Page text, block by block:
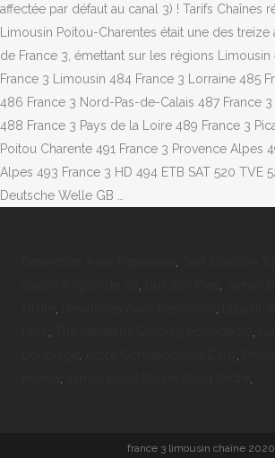
affectée par défaut au canal 3) ! Tarifs Chaînes
Limousin Poitou-Charentes était une des
de France 3, émettant sur les régions Limousin
France 3 Limousin 484 France 3 Lorraine 485
486 France 3 Nord-Pas-de-Calais 487 France 3
488 France 3 Pays de la Loire 489 France 3
Poitou Charente 491 France 3 Provence Alpes
Alpes 493 France 3 HD 494 ETB SAT 520 TVE
Deutsche Welle GB …
france 3 limousin chaîne 2020